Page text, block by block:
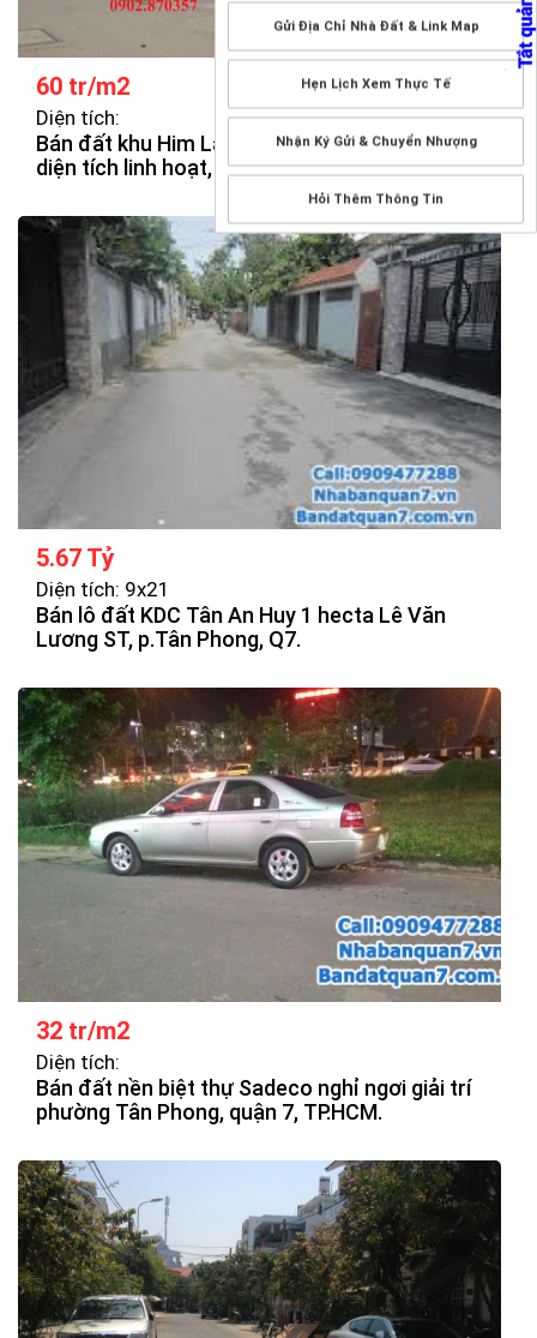
Gửi Địa Chỉ Nhà Đất & Link Map
Hẹn Lịch Xem Thực Tế
Nhận Ký Gửi & Chuyển Nhượng
Hỏi Thêm Thông Tin
60 tr/m2
Diện tích:
Bán đất khu Him Lam Kênh Tẻ quận 7, nhiều
diện tích linh hoạt, giá cực kì hấp dẫn.
5.67 Tỷ
Diện tích: 9x21
Bán lô đất KDC Tân An Huy 1 hecta Lê Văn
Lương ST, p.Tân Phong, Q7.
32 tr/m2
Diện tích:
Bán đất nền biệt thự Sadeco nghỉ ngơi giải trí
phường Tân Phong, quận 7, TP.HCM.